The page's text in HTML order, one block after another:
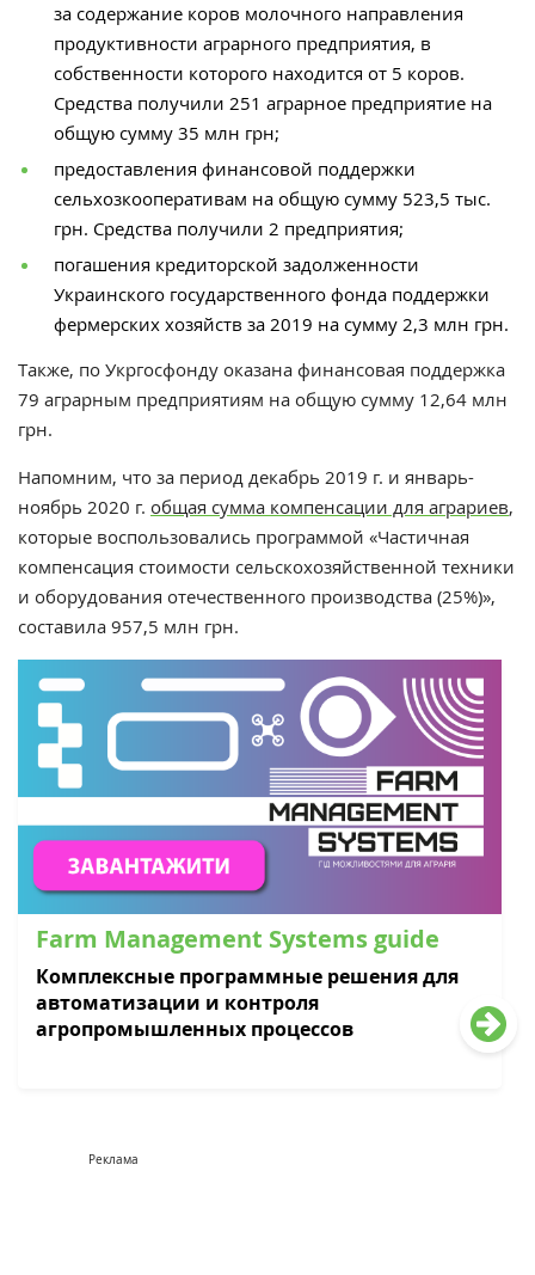
за содержание коров молочного направления
продуктивности аграрного предприятия, в
собственности которого находится от 5 коров.
Средства получили 251 аграрное предприятие на
общую сумму 35 млн грн;
предоставления финансовой поддержки
сельхозкооперативам на общую сумму 523,5 тыс.
грн. Средства получили 2 предприятия;
погашения кредиторской задолженности
Украинского государственного фонда поддержки
фермерских хозяйств за 2019 на сумму 2,3 млн грн.
Также, по Укргосфонду оказана финансовая поддержка
79 аграрным предприятиям на общую сумму 12,64 млн
грн.
Напомним, что за период декабрь 2019 г. и январь-
ноябрь 2020 г. общая сумма компенсации для аграриев,
которые воспользовались программой «Частичная
компенсация стоимости сельскохозяйственной техники
и оборудования отечественного производства (25%)»,
составила 957,5 млн грн.
Farm Management Systems guide
Комплексные программные решения для
автоматизации и контроля
агропромышленных процессов
Реклама